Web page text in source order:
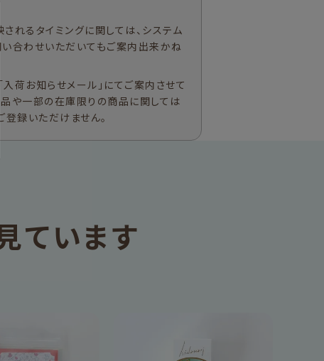
れるタイミングに関しては、システム
い合わせいただいてもご案内出来かね
荷お知らせメール」にてご案内させて
品や一部の在庫限りの商品に関しては
登録いただけません。
ています